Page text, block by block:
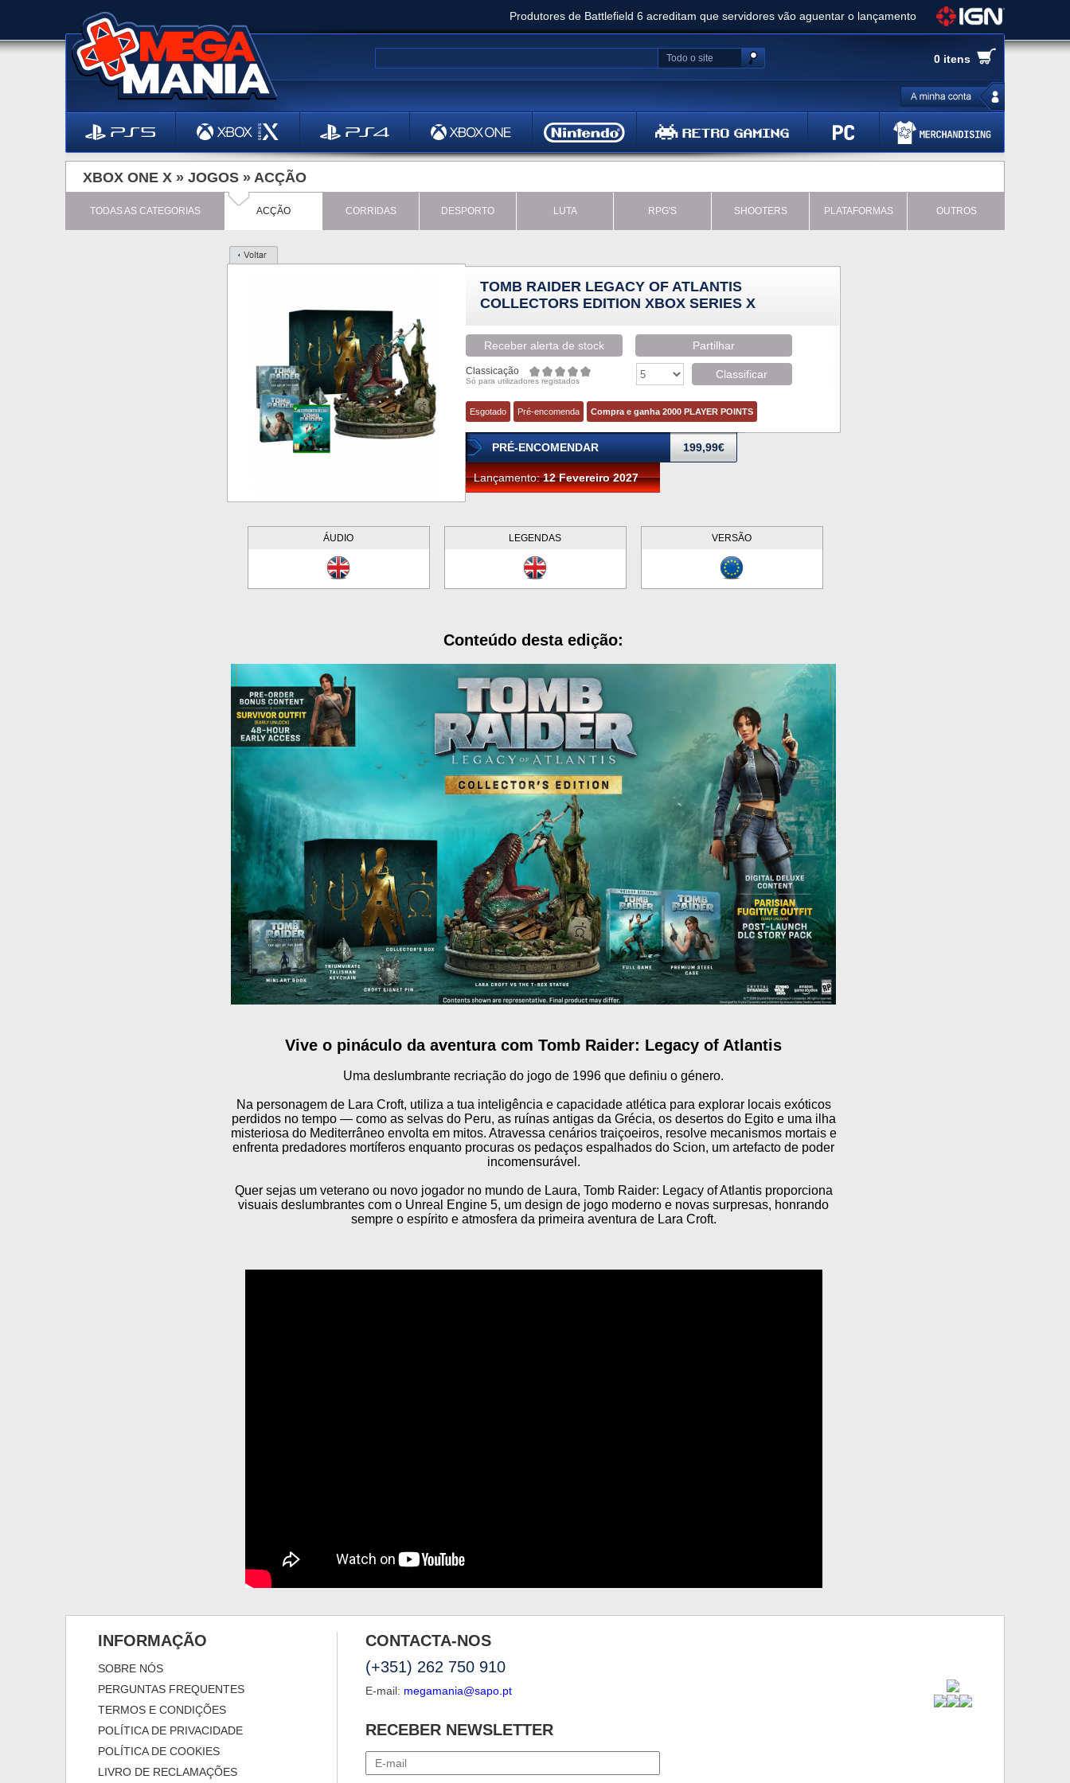
Produtores de Battlefield 6 acreditam que servidores vão aguentar o lançamento
Clair Obscur: Expedition 33 já vendeu 5 milhões de cópias e vai receber novo conteúdo
Ghost of Yotei - Análise
Metal Gear Solid Delta: Snake Eater - Análise
Bethesda anuncia livestream para o Fallout Day
0 itens
Todo o site
XBOX ONE X » JOGOS » ACÇÃO
TODAS AS CATEGORIAS ACÇÃO CORRIDAS DESPORTO LUTA RPG'S SHOOTERS PLATAFORMAS OUTROS
TOMB RAIDER LEGACY OF ATLANTIS
COLLECTORS EDITION XBOX SERIES X
Receber alerta de stock Partilhar
Classicação
Só para utilizadores registados
Classificar
Esgotado Pré-encomenda Compra e ganha 2000 PLAYER POINTS
PRÉ-ENCOMENDAR 199,99€
Lançamento:12 Fevereiro 2027
ÁUDIO LEGENDAS VERSÃO
Conteúdo desta edição:
Vive o pináculo da aventura com Tomb Raider: Legacy of Atlantis
Uma deslumbrante recriação do jogo de 1996 que definiu o género.
Na personagem de Lara Croft, utiliza a tua inteligência e capacidade atlética para explorar locais exóticos
perdidos no tempo — como as selvas do Peru, as ruínas antigas da Grécia, os desertos do Egito e uma ilha
misteriosa do Mediterrâneo envolta em mitos. Atravessa cenários traiçoeiros, resolve mecanismos mortais e
enfrenta predadores mortíferos enquanto procuras os pedaços espalhados do Scion, um artefacto de poder
incomensurável.
Quer sejas um veterano ou novo jogador no mundo de Laura, Tomb Raider: Legacy of Atlantis proporciona
visuais deslumbrantes com o Unreal Engine 5, um design de jogo moderno e novas surpresas, honrando
sempre o espírito e atmosfera da primeira aventura de Lara Croft.
INFORMAÇÃO
SOBRE NÓS
PERGUNTAS FREQUENTES
TERMOS E CONDIÇÕES
POLÍTICA DE PRIVACIDADE
POLÍTICA DE COOKIES
LIVRO DE RECLAMAÇÕES
CONTACTA-NOS
(+351) 262 750 910
E-mail: megamania@sapo.pt
RECEBER NEWSLETTER